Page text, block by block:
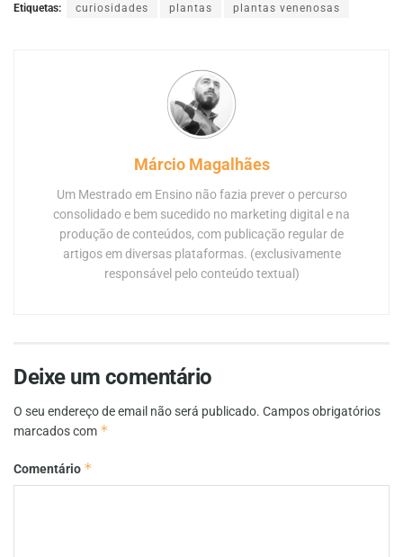
Etiquetas: curiosidades plantas plantas venenosas
Márcio Magalhães
Um Mestrado em Ensino não fazia prever o percurso
consolidado e bem sucedido no marketing digital e na
produção de conteúdos, com publicação regular de
artigos em diversas plataformas. (exclusivamente
responsável pelo conteúdo textual)
Deixe um comentário
O seu endereço de email não será publicado. Campos obrigatórios
marcados com *
Comentário *